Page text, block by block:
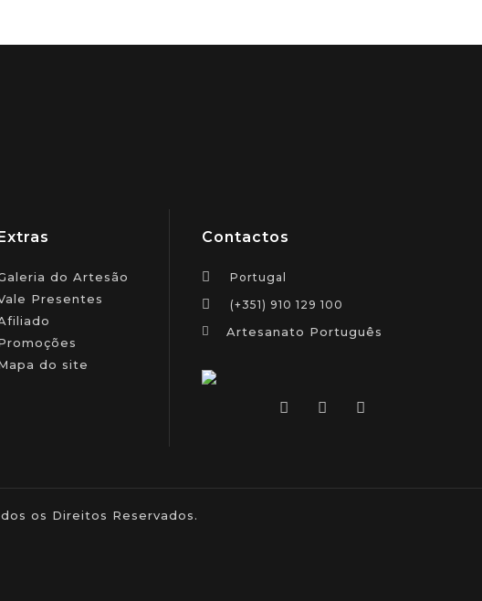
do Artesão
Presentes
do site
Contactos
Portugal
(+351) 910 129 100
Artesanato Português
os Direitos Reservados.